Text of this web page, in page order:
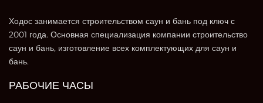
Ходос занимается строительством саун и бань под ключ с
2001 года. Основная специализация компании строительство
саун и бань, изготовление всех комплектующих для саун и
бань.
РАБОЧИЕ ЧАСЫ